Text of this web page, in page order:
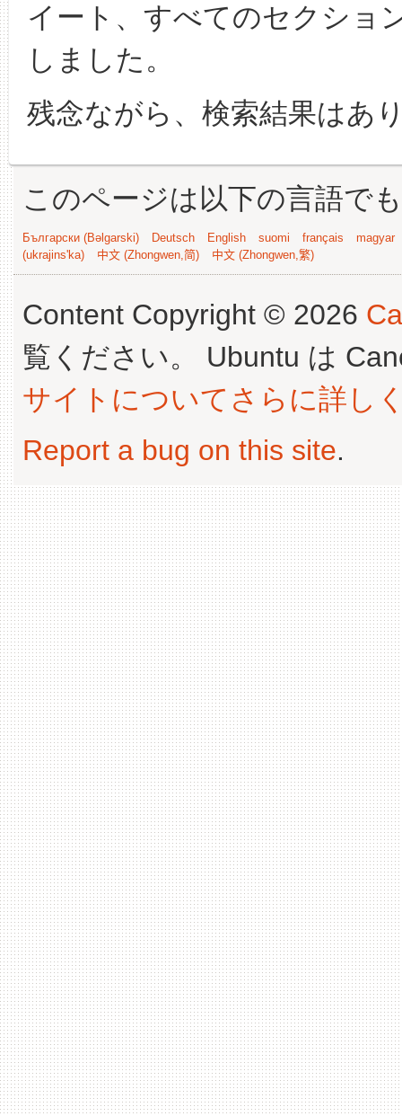
イート、すべてのセクショ
しました。
残念ながら、検索結果はあ
このページは以下の言語で
Български (Bəlgarski) Deutsch English suomi français
magyar
(ukrajins'ka)
中文 (Zhongwen,简) 中文 (Zhongwen,繁)
Content Copyright © 2026
覧ください。 Ubuntu は
サイトについてさらに詳し
Report a bug on this site.